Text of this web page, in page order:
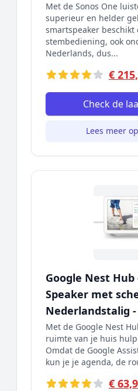
Met de Sonos One
superieur en helder
smartspeaker beschikt
stembediening, ook
Nederlands, dus...
€
Check de
Lees meer
Google Nest
Speaker met
Nederlandstalig
Met de Google Nest
ruimte van je huis
Omdat de Google
kun je je agenda, de
€